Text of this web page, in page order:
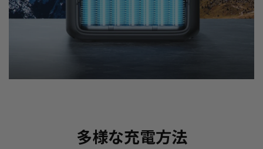
多様な充電方法